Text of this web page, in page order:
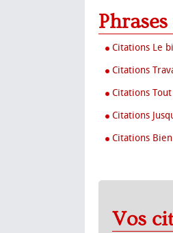
Citations Le
Citations
Citations
Citations
Citations Bien
Vos